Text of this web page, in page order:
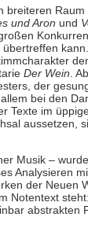
breiteren
und Aron und
Der Wein .
der
bei den
Texte im
aussetzen,
Musik –
Analysieren
der Neuen
Notentext
abstrakten